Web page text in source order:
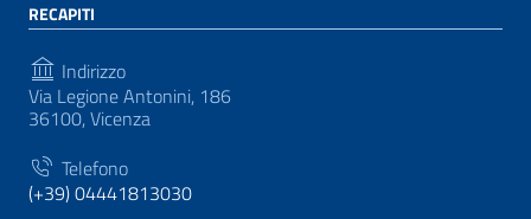
RECAPITI
Indirizzo
Via Legione Antonini, 186
36100, Vicenza
Telefono
(+39) 04441813030